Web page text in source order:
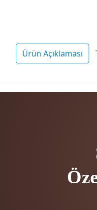
Ürün Açıklaması